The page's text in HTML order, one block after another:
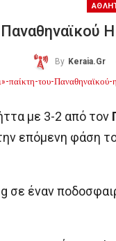
By Keraia.gr
με 3-2 από τον
επόμενη φάση
σε έναν